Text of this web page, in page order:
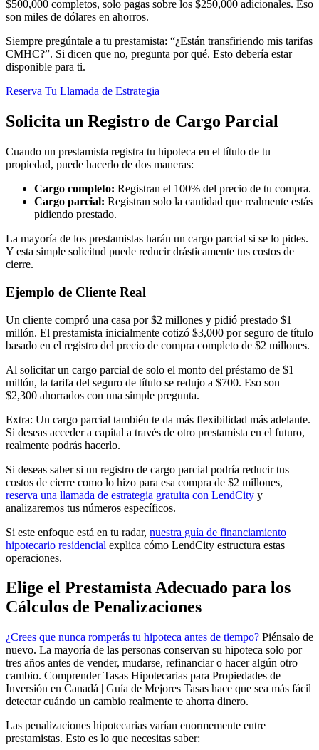
$500,000 completos, solo pagas sobre los $250,000 adicionales. Eso
son miles de dólares en ahorros.
Siempre pregúntale a tu prestamista: “¿Están transfiriendo mis tarifas
CMHC?”. Si dicen que no, pregunta por qué. Esto debería estar
disponible para ti.
Reserva Tu Llamada de Estrategia
Solicita un Registro de Cargo Parcial
Cuando un prestamista registra tu hipoteca en el título de tu
propiedad, puede hacerlo de dos maneras:
Cargo completo: Registran el 100% del precio de tu compra.
Cargo parcial: Registran solo la cantidad que realmente estás
pidiendo prestado.
La mayoría de los prestamistas harán un cargo parcial si se lo pides.
Y esta simple solicitud puede reducir drásticamente tus costos de
cierre.
Ejemplo de Cliente Real
Un cliente compró una casa por $2 millones y pidió prestado $1
millón. El prestamista inicialmente cotizó $3,000 por seguro de título
basado en el registro del precio de compra completo de $2 millones.
Al solicitar un cargo parcial de solo el monto del préstamo de $1
millón, la tarifa del seguro de título se redujo a $700. Eso son
$2,300 ahorrados con una simple pregunta.
Extra: Un cargo parcial también te da más flexibilidad más adelante.
Si deseas acceder a capital a través de otro prestamista en el futuro,
realmente podrás hacerlo.
Si deseas saber si un registro de cargo parcial podría reducir tus
costos de cierre como lo hizo para esa compra de $2 millones,
reserva una llamada de estrategia gratuita con LendCity y
analizaremos tus números específicos.
Si este enfoque está en tu radar, nuestra guía de financiamiento
hipotecario residencial explica cómo LendCity estructura estas
operaciones.
Elige el Prestamista Adecuado para los
Cálculos de Penalizaciones
¿Crees que nunca romperás tu hipoteca antes de tiempo? Piénsalo de
nuevo. La mayoría de las personas conservan su hipoteca solo por
tres años antes de vender, mudarse, refinanciar o hacer algún otro
cambio. Comprender Tasas Hipotecarias para Propiedades de
Inversión en Canadá | Guía de Mejores Tasas hace que sea más fácil
detectar cuándo un cambio realmente te ahorra dinero.
Las penalizaciones hipotecarias varían enormemente entre
prestamistas. Esto es lo que necesitas saber: